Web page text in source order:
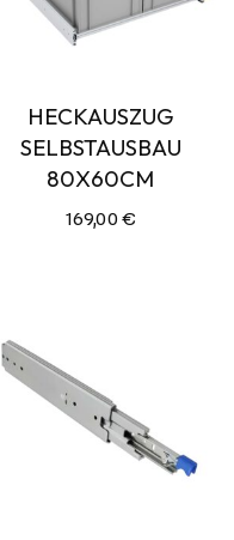
HECKAUSZUG
SELBSTAUSBAU
80X60CM
169,00 €